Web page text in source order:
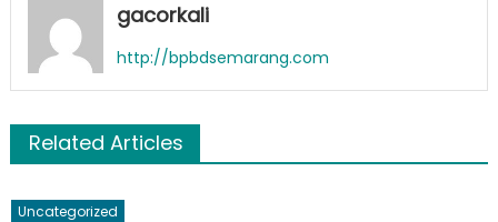
gacorkali
http://bpbdsemarang.com
Related Articles
Uncategorized